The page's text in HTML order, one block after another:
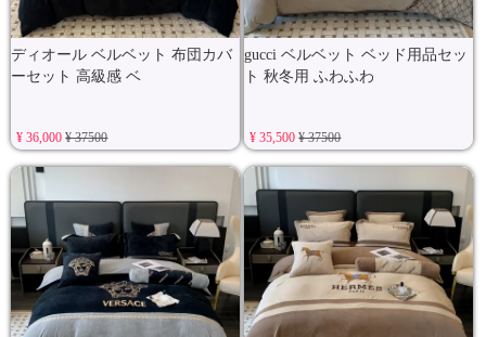
ディオール ベルベット 布団カバ
ーセット 高級感 ベ
¥ 36,000¥ 37500
gucci ベルベット ベッド用品セッ
ト 秋冬用 ふわふわ
¥ 35,500¥ 37500